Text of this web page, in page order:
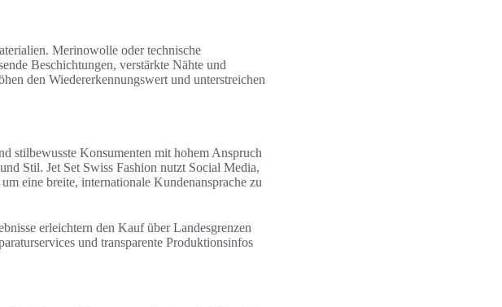
Merinowolle oder technische
Beschichtungen, verstärkte Nähte und
den Wiedererkennungswert und unterstreichen
stilbewusste Konsumenten mit hohem Anspruch
Stil. Jet Set Swiss Fashion nutzt Social Media,
eine breite, internationale Kundenansprache zu
erleichtern den Kauf über Landesgrenzen
und transparente Produktionsinfos